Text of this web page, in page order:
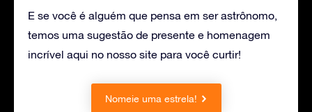
E se você é alguém que pensa em ser astrônomo,
temos uma sugestão de presente e homenagem
incrível aqui no nosso site para você curtir!
Nomeie uma estrela!